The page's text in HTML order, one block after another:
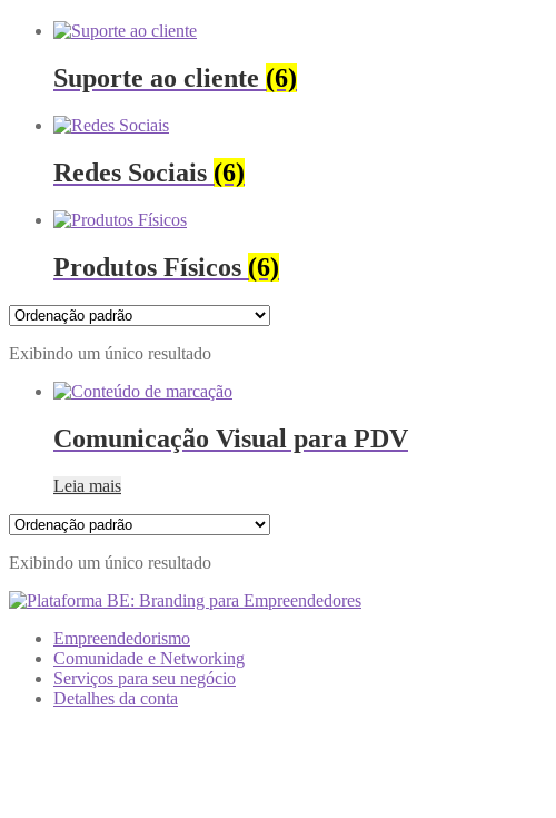
Suporte ao cliente (6)
Redes Sociais (6)
Produtos Físicos (6)
Exibindo um único resultado
Comunicação Visual para PDV
Leia mais
Exibindo um único resultado
Empreendedorismo
Comunidade e Networking
Serviços para seu negócio
Detalhes da conta